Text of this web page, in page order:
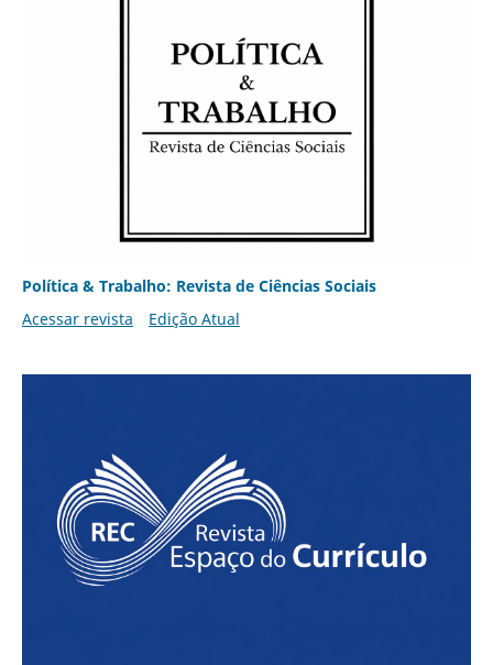
Política & Trabalho: Revista de Ciências Sociais
Acessar revista
Edição Atual